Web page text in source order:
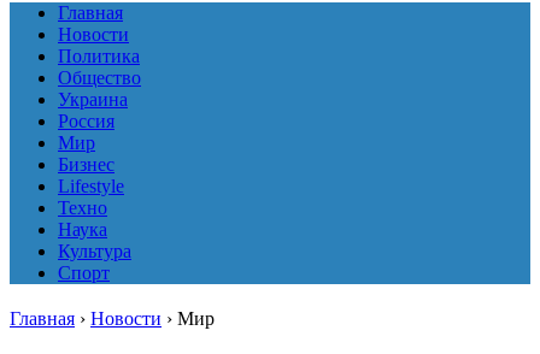
Главная
Новости
Политика
Общество
Украина
Россия
Мир
Бизнес
Lifestyle
Техно
Наука
Культура
Спорт
Главная › Новости › Мир